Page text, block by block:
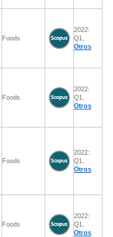
Foods
2022:
Q1,
Otros
Foods
2022:
Q1,
Otros
Foods
2022:
Q1,
Otros
Foods
2022:
Q1,
Otros